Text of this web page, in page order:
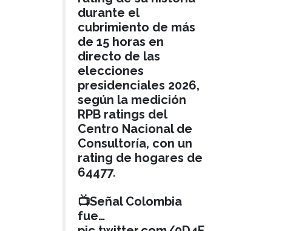
durante el
cubrimiento de más
de 15 horas en
directo de las
elecciones
presidenciales 2026,
según la medición
RPB ratings del
Centro Nacional de
Consultoría, con un
rating de hogares de
64477.
📺Señal Colombia
fue…